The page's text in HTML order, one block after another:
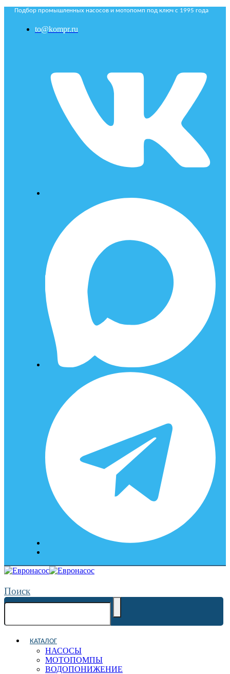
Подбор промышленных насосов и мотопомп под ключ с 1995 года
to@kompr.ru
Поиск
КАТАЛОГ
НАСОСЫ
МОТОПОМПЫ
ВОДОПОНИЖЕНИЕ